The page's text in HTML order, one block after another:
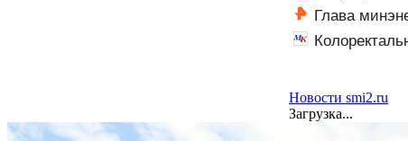
Глава
Новости smi2.ru
Загрузка...